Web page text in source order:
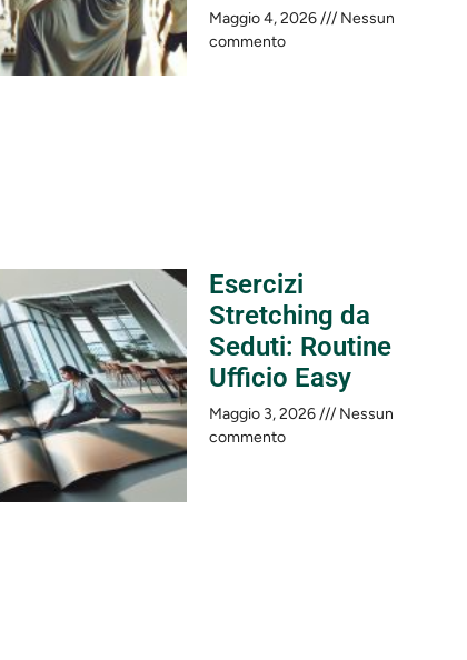
Maggio 4, 2026
Nessun
commento
Esercizi
Stretching da
Seduti: Routine
Ufficio Easy
Maggio 3, 2026
Nessun
commento